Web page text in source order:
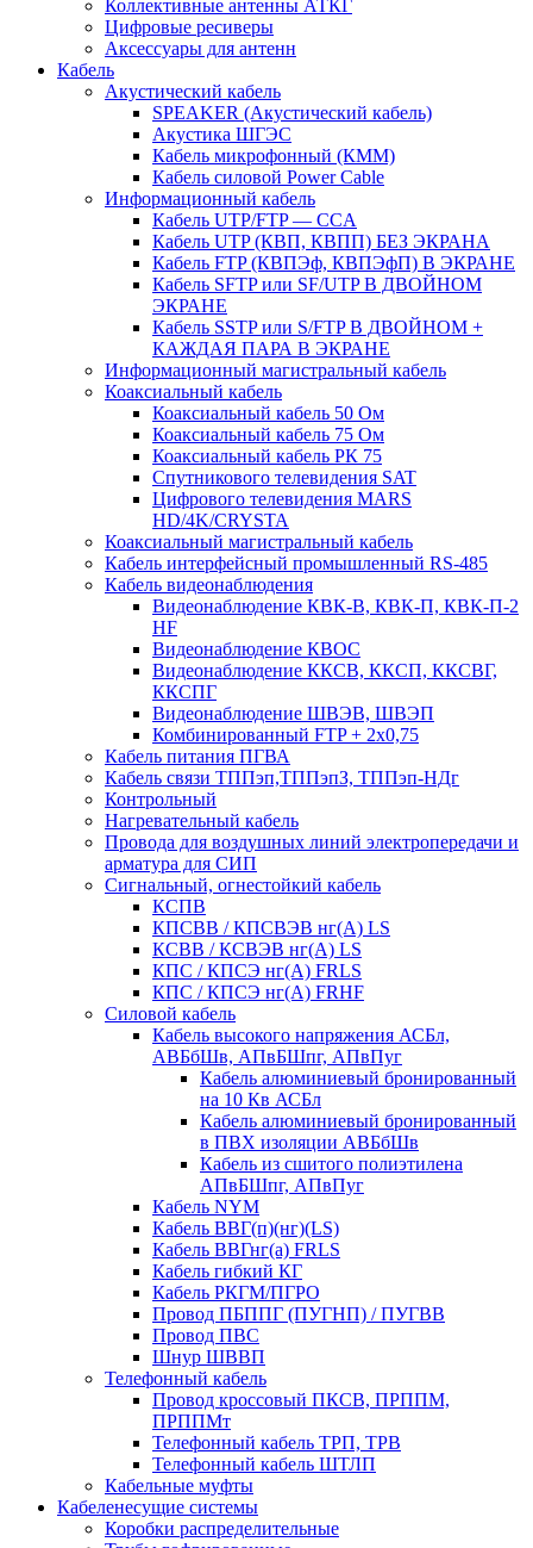
Коллективные антенны АТКГ
Цифровые ресиверы
Аксессуары для антенн
Кабель
Акустический кабель
SPEAKER (Акустический кабель)
Акустика ШГЭС
Кабель микрофонный (КММ)
Кабель силовой Power Cable
Информационный кабель
Кабель UTP/FTP — CCA
Кабель UTP (КВП, КВПП) БЕЗ ЭКРАНА
Кабель FTP (КВПЭф, КВПЭфП) В ЭКРАНЕ
Кабель SFTP или SF/UTP В ДВОЙНОМ
ЭКРАНЕ
Кабель SSTP или S/FTP В ДВОЙНОМ +
КАЖДАЯ ПАРА В ЭКРАНЕ
Информационный магистральный кабель
Коаксиальный кабель
Коаксиальный кабель 50 Ом
Коаксиальный кабель 75 Ом
Коаксиальный кабель РК 75
Спутникового телевидения SAT
Цифрового телевидения MARS
HD/4K/CRYSTA
Коаксиальный магистральный кабель
Кабель интерфейсный промышленный RS-485
Кабель видеонаблюдения
Видеонаблюдение КВК-В, КВК-П, КВК-П-2
HF
Видеонаблюдение КВОС
Видеонаблюдение ККСВ, ККСП, ККСВГ,
ККСПГ
Видеонаблюдение ШВЭВ, ШВЭП
Комбинированный FTP + 2х0,75
Кабель питания ПГВА
Кабель связи ТППэп,ТППэпЗ, ТППэп-НДг
Контрольный
Нагревательный кабель
Провода для воздушных линий электропередачи и
арматура для СИП
Сигнальный, огнестойкий кабель
КСПВ
КПСВВ / КПСВЭВ нг(А) LS
КСВВ / КСВЭВ нг(А) LS
КПС / КПСЭ нг(А) FRLS
КПС / КПСЭ нг(А) FRHF
Силовой кабель
Кабель высокого напряжения АСБл,
АВБбШв, АПвБШпг, АПвПуг
Кабель алюминиевый бронированный
на 10 Кв АСБл
Кабель алюминиевый бронированный
в ПВХ изоляции АВБбШв
Кабель из сшитого полиэтилена
АПвБШпг, АПвПуг
Кабель NYM
Кабель ВВГ(п)(нг)(LS)
Кабель ВВГнг(а) FRLS
Кабель гибкий КГ
Кабель РКГМ/ПГРО
Провод ПБППГ (ПУГНП) / ПУГВВ
Провод ПВС
Шнур ШВВП
Телефонный кабель
Провод кроссовый ПКСВ, ПРППМ,
ПРППМт
Телефонный кабель ТРП, ТРВ
Телефонный кабель ШТЛП
Кабельные муфты
Кабеленесущие системы
Коробки распределительные